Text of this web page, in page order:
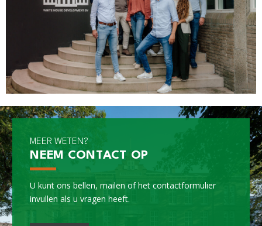
MEER WETEN?
NEEM CONTACT OP
U kunt ons bellen, mailen of het contactformulier
invullen als u vragen heeft.